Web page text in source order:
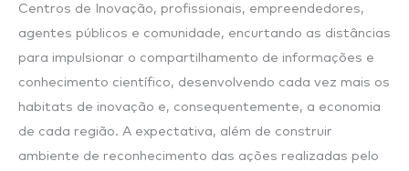
Centros de Inovação, profissionais, empreendedores,
agentes públicos e comunidade, encurtando as distâncias
para impulsionar o compartilhamento de informações e
conhecimento científico, desenvolvendo cada vez mais os
habitats de inovação e, consequentemente, a economia
de cada região. A expectativa, além de construir
ambiente de reconhecimento das ações realizadas pelo